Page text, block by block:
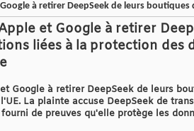
à retirer DeepSeek de leurs
et Google à retirer
liées à la protection des
Google à retirer DeepSeek de leurs
La plainte accuse DeepSeek de
de preuves qu'elle protège les